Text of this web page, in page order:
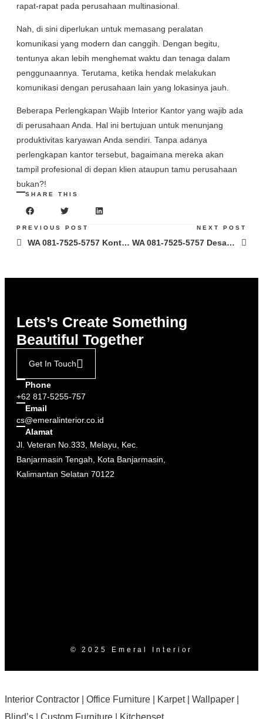
rapat-rapat pada perusahaan multinasional.
Nah, di sini diperlukan untuk memasang peralatan
komunikasi yang modern dan canggih. Dengan begitu,
tentunya akan lebih menghemat waktu dan tenaga dalam
penggunaannya. Terutama, ketika hendak melakukan
komunikasi dengan perusahaan lain yang lokasinya jauh.
Beberapa Perlengkapan Wajib Interior Kantor yang wajib ada
di perusahaan Anda. Hal ini bertujuan untuk menunjang
produktivitas karyawan Anda sendiri. Tanpa adanya
perlengkapan kantor tersebut, bagaimana mereka akan
tampil profesional di depan klien ataupun tamu perusahaan
bukan?!
SHARE THIS
PREVIOUS POST
WA 081-7525-5757 Kontraktor Desainer Interior Yang Bagus di Banjarmasin
NEXT POST
WA 081-7525-5757 Desain Interior Kamar di Balikpapan
Lets’s Create Something
Beautiful Together
Get In Touch
Phone
+62 817-5255-757
Email
cs@emeralinterior.co.id
Alamat
Jl. Veteran No.333, Melayu, Kec.
Banjarmasin Tengah, Kota Banjarmasin,
Kalimantan Selatan 70122
© 2025 Emeral Interior
Interior Contractor | Office Furniture | Karpet | Wallpaper |